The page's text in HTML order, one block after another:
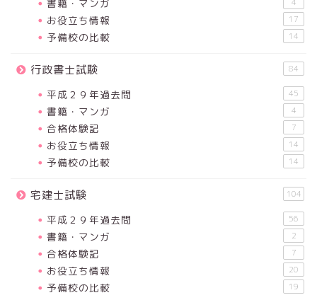
書籍・マンガ
お役立ち情報 17
予備校の比較 14
行政書士試験 84
平成２９年過去問 45
書籍・マンガ 4
合格体験記 7
お役立ち情報 14
予備校の比較 14
宅建士試験 104
平成２９年過去問 56
書籍・マンガ 2
合格体験記 7
お役立ち情報 20
予備校の比較 19